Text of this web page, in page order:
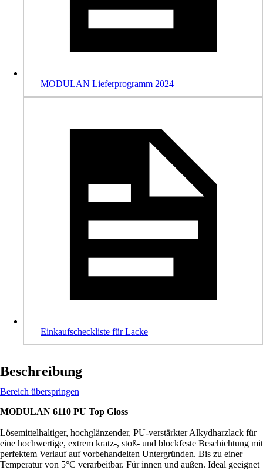
MODULAN Lieferprogramm 2024
Einkaufscheckliste für Lacke
Beschreibung
Bereich überspringen
MODULAN 6110 PU Top Gloss
Lösemittelhaltiger, hochglänzender, PU-verstärkter Alkydharzlack für
eine hochwertige, extrem kratz-, stoß- und blockfeste Beschichtung mit
perfektem Verlauf auf vorbehandelten Untergründen. Bis zu einer
Temperatur von 5°C verarbeitbar. Für innen und außen. Ideal geeignet